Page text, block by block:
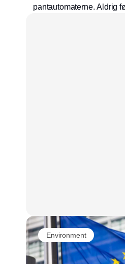
pantautomaterne. Aldrig
Environment